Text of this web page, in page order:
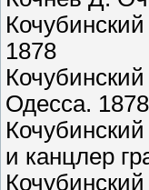
1878
Одесса. 1878
и канцлер